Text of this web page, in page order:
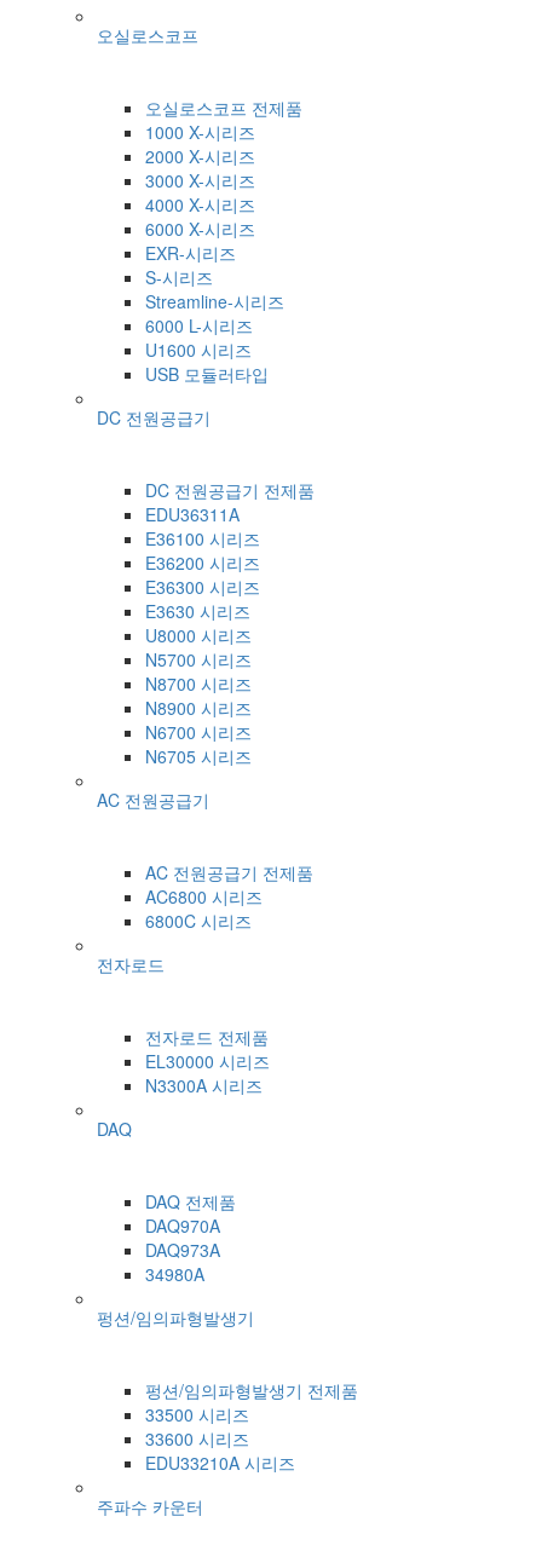
오실로스코프
오실로스코프 전제품
1000 X-시리즈
2000 X-시리즈
3000 X-시리즈
4000 X-시리즈
6000 X-시리즈
EXR-시리즈
S-시리즈
Streamline-시리즈
6000 L-시리즈
U1600 시리즈
USB 모듈러타입
DC 전원공급기
DC 전원공급기 전제품
EDU36311A
E36100 시리즈
E36200 시리즈
E36300 시리즈
E3630 시리즈
U8000 시리즈
N5700 시리즈
N8700 시리즈
N8900 시리즈
N6700 시리즈
N6705 시리즈
AC 전원공급기
AC 전원공급기 전제품
AC6800 시리즈
6800C 시리즈
전자로드
전자로드 전제품
EL30000 시리즈
N3300A 시리즈
DAQ
DAQ 전제품
DAQ970A
DAQ973A
34980A
펑션/임의파형발생기
펑션/임의파형발생기 전제품
33500 시리즈
33600 시리즈
EDU33210A 시리즈
주파수 카운터